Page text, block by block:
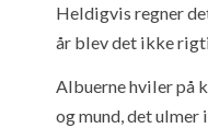
Heldigvis regner
år blev det ikke
Albuerne hviler på
og mund, det